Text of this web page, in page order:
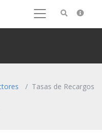
Tasas de Recargos